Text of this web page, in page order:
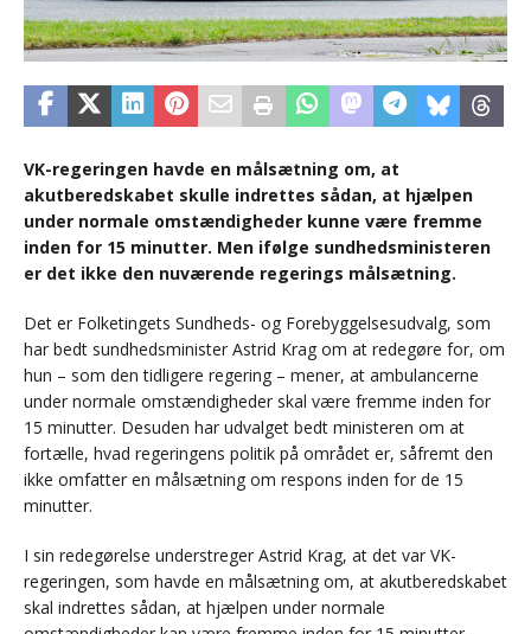
VK-regeringen havde en målsætning om, at
akutberedskabet skulle indrettes sådan, at hjælpen
under normale omstændigheder kunne være fremme
inden for 15 minutter. Men ifølge sundhedsministeren
er det ikke den nuværende regerings målsætning.
Det er Folketingets Sundheds- og Forebyggelsesudvalg, som
har bedt sundhedsminister Astrid Krag om at redegøre for, om
hun – som den tidligere regering – mener, at ambulancerne
under normale omstændigheder skal være fremme inden for
15 minutter. Desuden har udvalget bedt ministeren om at
fortælle, hvad regeringens politik på området er, såfremt den
ikke omfatter en målsætning om respons inden for de 15
minutter.
I sin redegørelse understreger Astrid Krag, at det var VK-
regeringen, som havde en målsætning om, at akutberedskabet
skal indrettes sådan, at hjælpen under normale